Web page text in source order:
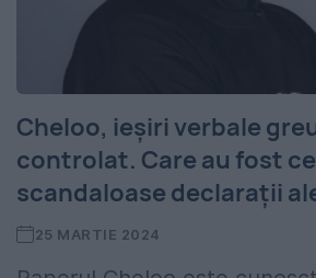
Cheloo, ieșiri verbale
controlat. Care au fost
scandaloase declarații
25 MARTIE 2024